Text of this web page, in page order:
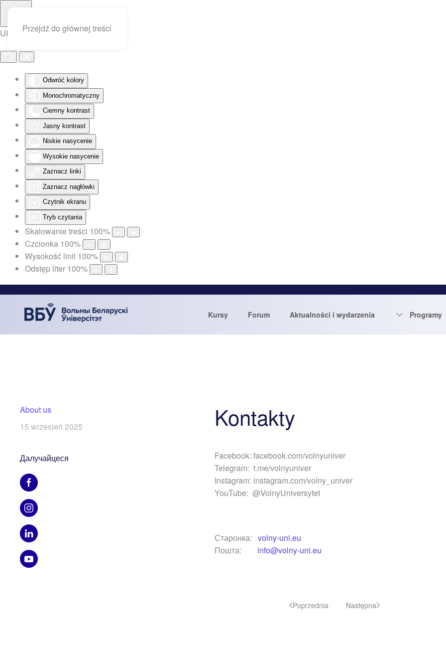
Ułatwienia dostępu
Odwróć kolory
Monochromatyczny
Ciemny kontrast
Jasny kontrast
Niskie nasycenie
Wysokie nasycenie
Zaznacz linki
Zaznacz nagłówki
Czytnik ekranu
Tryb czytania
Skalowanie treści 100%
Czcionka 100%
Wysokość linii 100%
Odstęp liter 100%
Przejdź do głównej treści
Kursy Forum Aktualności i wydarzenia Programy
About us
15 wrzesień 2025
Далучайцеся
Kontakty
Facebook: facebook.com/volnyuniver
Telegram: t.me/volnyuniver
Instagram: instagram.com/volny_univer
YouTube: @VolnyUniversytet
Старонка:volny-uni.eu
Пошта: info@volny-uni.eu
Poprzednia Następna